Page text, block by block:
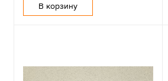
В корзину